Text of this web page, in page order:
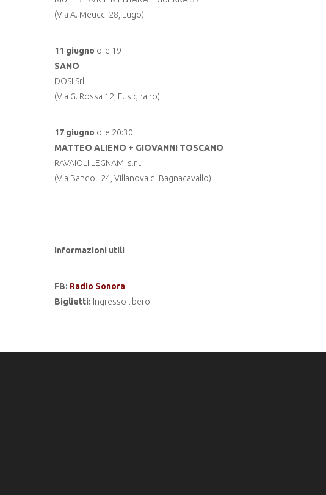
(Via A. Meucci 28, Lugo)
11 giugno ore 19
SANO
DOSI Srl
(Via G. Rossa 12, Fusignano)
17 giugno ore 20:30
MATTEO ALIENO + GIOVANNI TOSCANO
RAVAIOLI LEGNAMI s.r.l.
(Via Bandoli 24, Villanova di Bagnacavallo)
Informazioni utili
FB: Radio Sonora
Biglietti: Ingresso libero